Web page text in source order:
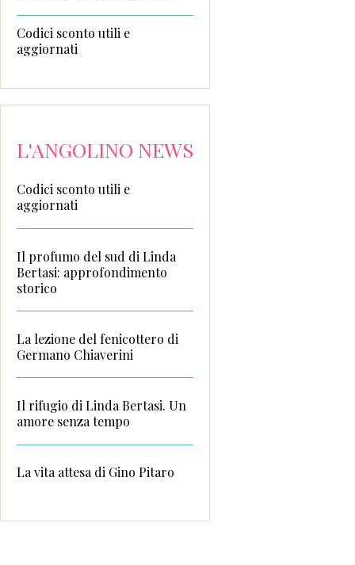
Codici sconto utili e
aggiornati
L'ANGOLINO NEWS
Codici sconto utili e
aggiornati
Il profumo del sud di Linda
Bertasi: approfondimento
storico
La lezione del fenicottero di
Germano Chiaverini
Il rifugio di Linda Bertasi. Un
amore senza tempo
La vita attesa di Gino Pitaro